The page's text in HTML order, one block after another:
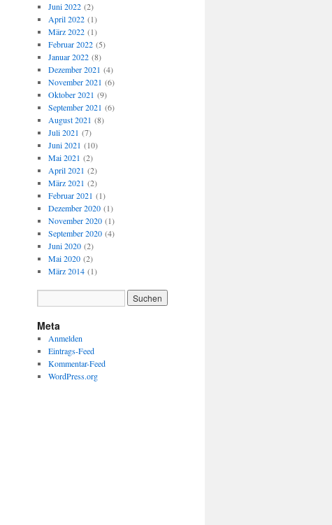
Juni 2022(2)
April 2022(1)
März 2022(1)
Februar 2022(5)
Januar 2022(8)
Dezember 2021 (4)
November 2021 (6)
Oktober 2021 (9)
September 2021 (6)
August 2021 (8)
Juli 2021 (7)
Juni 2021 (10)
Mai 2021 (2)
April 2021 (2)
März 2021 (2)
Februar 2021 (1)
Dezember 2020(1)
November 2020(1)
September 2020(4)
Juni 2020(2)
Mai 2020(2)
März 2014(1)
Meta
Anmelden
Eintrags-Feed
Kommentar-Feed
WordPress.org